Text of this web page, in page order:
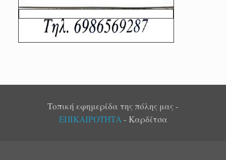
Τοπική εφημερίδα της πόλης μας -
ΕΠΙΚΑΙΡΟΤΗΤΑ- Καρδίτσα